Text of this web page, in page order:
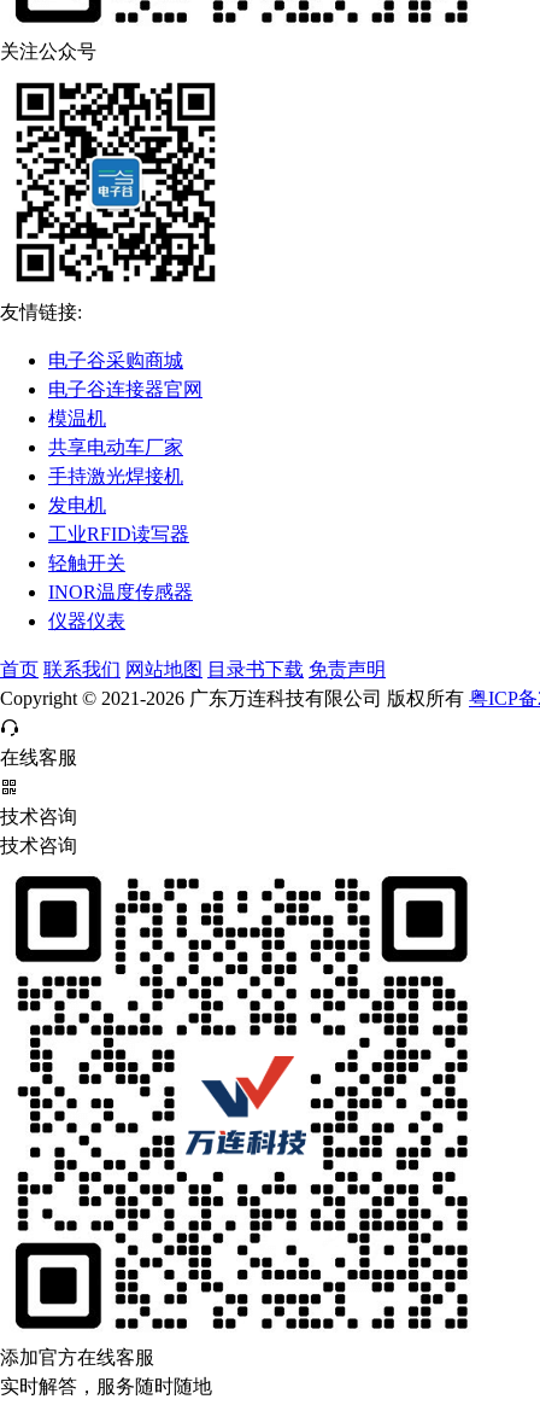
关注公众号
友情链接:
电子谷采购商城
电子谷连接器官网
模温机
共享电动车厂家
手持激光焊接机
发电机
工业RFID读写器
轻触开关
INOR温度传感器
仪器仪表
首页 联系我们 网站地图 目录书下载 免责声明
Copyright © 2021-2026 广东万连科技有限公司 版权所有 粤ICP备
在线客服
技术咨询
技术咨询
添加官方在线客服
实时解答，服务随时随地